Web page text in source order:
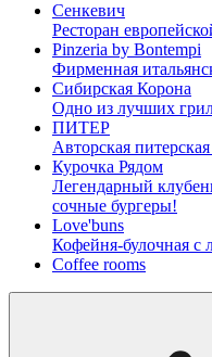
Сенкевич
Ресторан
Pinzeria by Bontempi
Фирменная
Сибирская Корона
Одно из лучших
ПИТЕР
Авторская
Курочка Рядом
Легендарный
сочные бургеры!
Love'buns
Кофейня-булочная
Coffee rooms